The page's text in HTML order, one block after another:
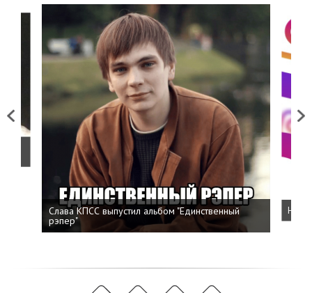
Previous
Слава КПСС выпустил альбом "Единственный
рэпер"
Next